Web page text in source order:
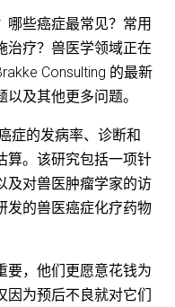
哪些癌症最常见？常用
治疗？兽医学领域正在
Consulting 的最新
及其他更多问题。
症的发病率、诊断和
算。该研究包括一项针
及对兽医肿瘤学家的访
发的兽医癌症化疗药物
要，他们更愿意花钱为
为预后不良就对它们